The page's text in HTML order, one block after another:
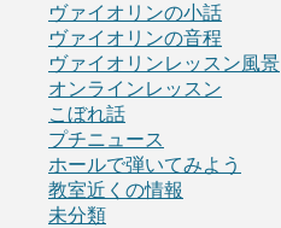
ヴァイオリンの小話
ヴァイオリンの音程
ヴァイオリンレッスン風景
オンラインレッスン
こぼれ話
プチニュース
ホールで弾いてみよう
教室近くの情報
未分類